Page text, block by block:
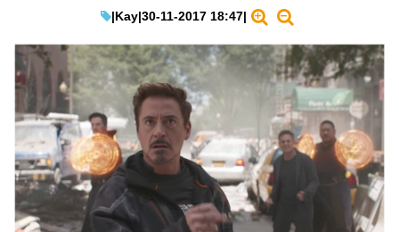
教學評測
EduTech
IT Times
生成式AI與雲端應用
Enterprise Digital Transformation
特集
|Kay|30-11-2017 18:47|